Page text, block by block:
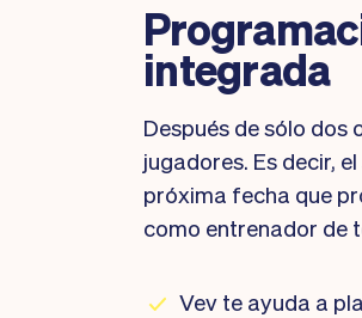
integrada
Después de sólo dos
jugadores. Es decir,
próxima fecha que
como entrenador de
Vev te ayuda a